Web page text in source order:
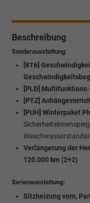
Beschreibung
Sonderausstattung:
[8T6]
[PLD]
[PTZ]
[PUH] Winterpaket
Verlängerung der
120.000 km (2+2)
Serienausstattung:
Sitzheizung vorn,